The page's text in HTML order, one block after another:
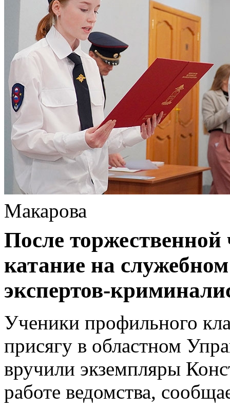
Макарова
После торжественной
катание на
экспертов-
Ученики профильного
присягу в областном
вручили экземпляры
работе ведомства,